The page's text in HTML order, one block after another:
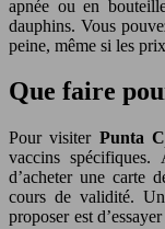
apnée ou en
dauphins. Vous
peine, même si les
Que faire
Pour visiter Punta
vaccins
d’acheter une carte
cours de validité.
proposer est